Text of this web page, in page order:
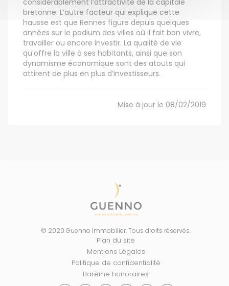
considérablement l’attractivité de la capitale
bretonne. L’autre facteur qui explique cette
hausse est que Rennes figure depuis quelques
années sur le podium des villes où il fait bon vivre,
travailler ou encore investir. La qualité de vie
qu’offre la ville à ses habitants, ainsi que son
dynamisme économique sont des atouts qui
attirent de plus en plus d’investisseurs.
Mise à jour le 08/02/2019
© 2020 Guenno Immobilier. Tous droits réservés.
Plan du site
Mentions Légales
Politique de confidentialité
Barème honoraires